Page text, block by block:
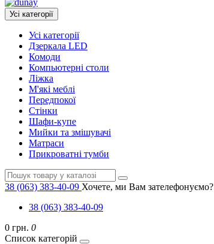
Усі категорії
Усі категорії
Дзеркала LED
Комоди
Компьютерні столи
Ліжка
М'які меблі
Передпокої
Стінки
Шафи-купе
Мийки та змішувачі
Матраси
Прикроватні тумби
38 (063) 383-40-09 Хочете, ми Вам зателефонуємо?
38 (063) 383-40-09
0 грн. 0
Список категорій